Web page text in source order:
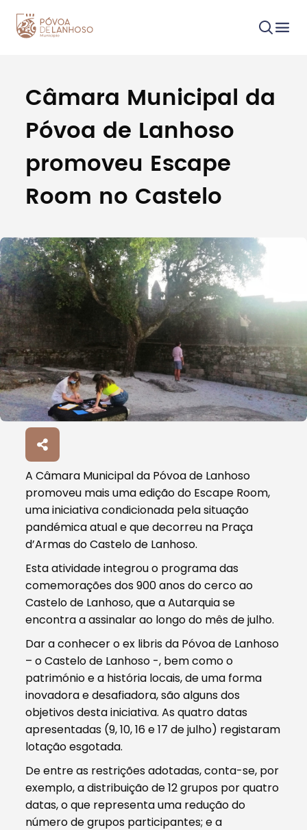
Procurar
Tipo de conteúdo
Filtros
Câmara Municipal da
Póvoa de Lanhoso
promoveu Escape
Room no Castelo
A Câmara Municipal da Póvoa de Lanhoso
promoveu mais uma edição do Escape Room,
uma iniciativa condicionada pela situação
pandémica atual e que decorreu na Praça
d’Armas do Castelo de Lanhoso.
Esta atividade integrou o programa das
comemorações dos 900 anos do cerco ao
Castelo de Lanhoso, que a Autarquia se
encontra a assinalar ao longo do mês de julho.
Dar a conhecer o ex libris da Póvoa de Lanhoso
– o Castelo de Lanhoso -, bem como o
património e a história locais, de uma forma
inovadora e desafiadora, são alguns dos
objetivos desta iniciativa. As quatro datas
apresentadas (9, 10, 16 e 17 de julho) registaram
lotação esgotada.
De entre as restrições adotadas, conta-se, por
exemplo, a distribuição de 12 grupos por quatro
datas, o que representa uma redução do
número de grupos participantes; e a